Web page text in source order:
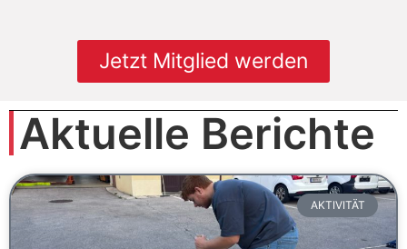
Jetzt Mitglied werden
Aktuelle Berichte
AKTIVITÄT